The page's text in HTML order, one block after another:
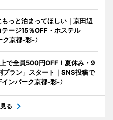
っと泊まってほしい｜京田辺
ージ15％OFF・ホステル
京都-彩-〉
で全員500円OFF！夏休み・9
ラン」スタート｜SNS投稿で
ンパーク京都-彩-〉
る